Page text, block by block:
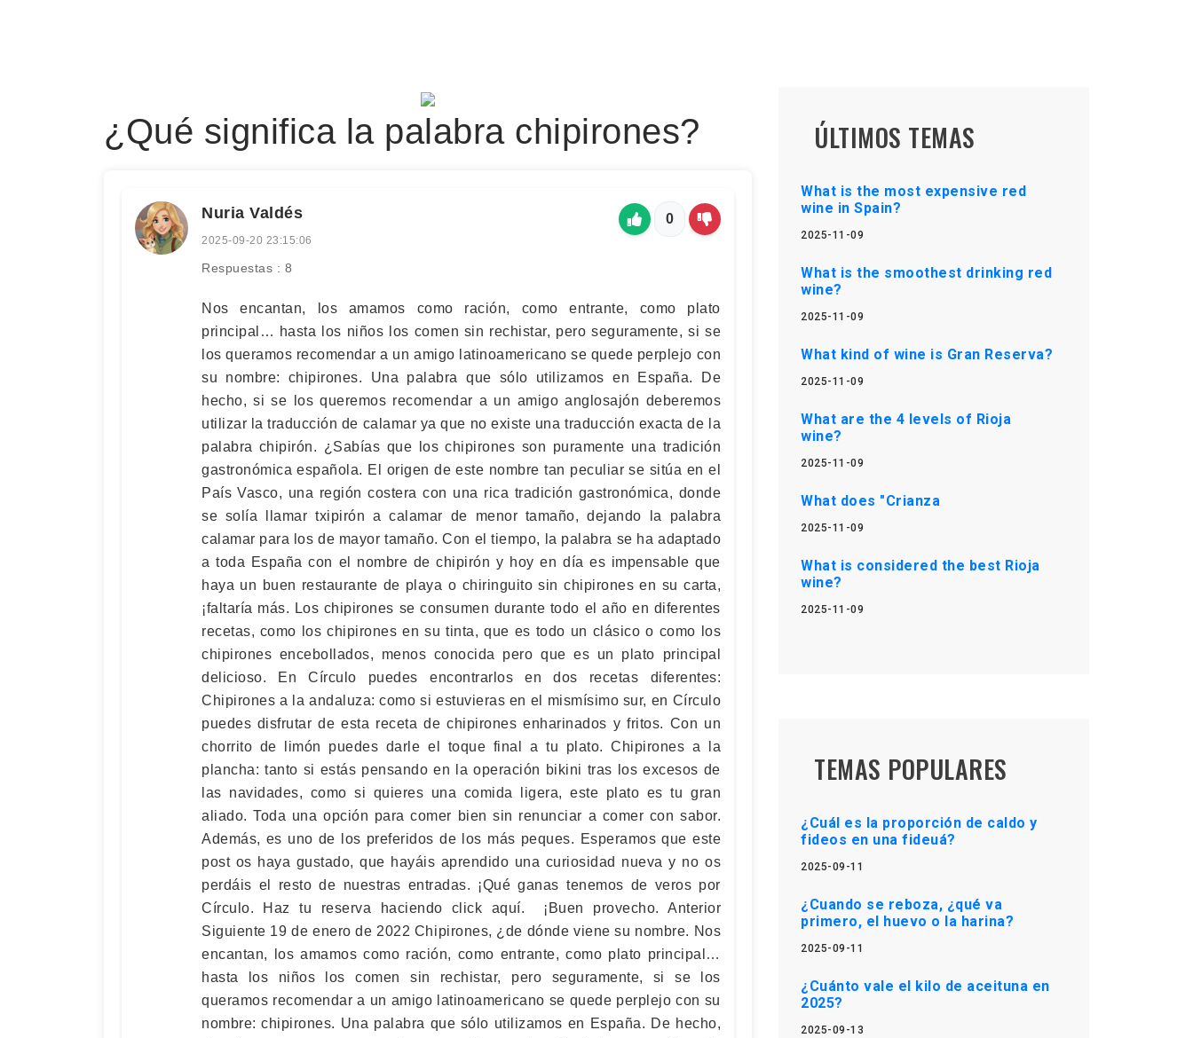
¿Qué significa la palabra chipirones?
Nuria Valdés
2025-09-20 23:15:06
Respuestas : 8
0
Nos encantan, los amamos como ración, como entrante, como plato
principal… hasta los niños los comen sin rechistar, pero seguramente, si se
los queramos recomendar a un amigo latinoamericano se quede perplejo con
su nombre: chipirones. Una palabra que sólo utilizamos en España. De
hecho, si se los queremos recomendar a un amigo anglosajón deberemos
utilizar la traducción de calamar ya que no existe una traducción exacta de la
palabra chipirón. ¿Sabías que los chipirones son puramente una tradición
gastronómica española. El origen de este nombre tan peculiar se sitúa en el
País Vasco, una región costera con una rica tradición gastronómica, donde
se solía llamar txipirón a calamar de menor tamaño, dejando la palabra
calamar para los de mayor tamaño. Con el tiempo, la palabra se ha adaptado
a toda España con el nombre de chipirón y hoy en día es impensable que
haya un buen restaurante de playa o chiringuito sin chipirones en su carta,
¡faltaría más. Los chipirones se consumen durante todo el año en diferentes
recetas, como los chipirones en su tinta, que es todo un clásico o como los
chipirones encebollados, menos conocida pero que es un plato principal
delicioso. En Círculo puedes encontrarlos en dos recetas diferentes:
Chipirones a la andaluza: como si estuvieras en el mismísimo sur, en Círculo
puedes disfrutar de esta receta de chipirones enharinados y fritos. Con un
chorrito de limón puedes darle el toque final a tu plato. Chipirones a la
plancha: tanto si estás pensando en la operación bikini tras los excesos de
las navidades, como si quieres una comida ligera, este plato es tu gran
aliado. Toda una opción para comer bien sin renunciar a comer con sabor.
Además, es uno de los preferidos de los más peques. Esperamos que este
post os haya gustado, que hayáis aprendido una curiosidad nueva y no os
perdáis el resto de nuestras entradas. ¡Qué ganas tenemos de veros por
Círculo. Haz tu reserva haciendo click aquí. ¡Buen provecho. Anterior
Siguiente 19 de enero de 2022 Chipirones, ¿de dónde viene su nombre. Nos
encantan, los amamos como ración, como entrante, como plato principal…
hasta los niños los comen sin rechistar, pero seguramente, si se los
queramos recomendar a un amigo latinoamericano se quede perplejo con su
nombre: chipirones. Una palabra que sólo utilizamos en España. De hecho,
ÚLTIMOS TEMAS
What is the most expensive red
wine in Spain?
2025-11-09
What is the smoothest drinking red
wine?
2025-11-09
What kind of wine is Gran Reserva?
2025-11-09
What are the 4 levels of Rioja
wine?
2025-11-09
What does "Crianza
2025-11-09
What is considered the best Rioja
wine?
2025-11-09
TEMAS POPULARES
¿Cuál es la proporción de caldo y
fideos en una fideuá?
2025-09-11
¿Cuando se reboza, ¿qué va
primero, el huevo o la harina?
2025-09-11
¿Cuánto vale el kilo de aceituna en
2025?
2025-09-13